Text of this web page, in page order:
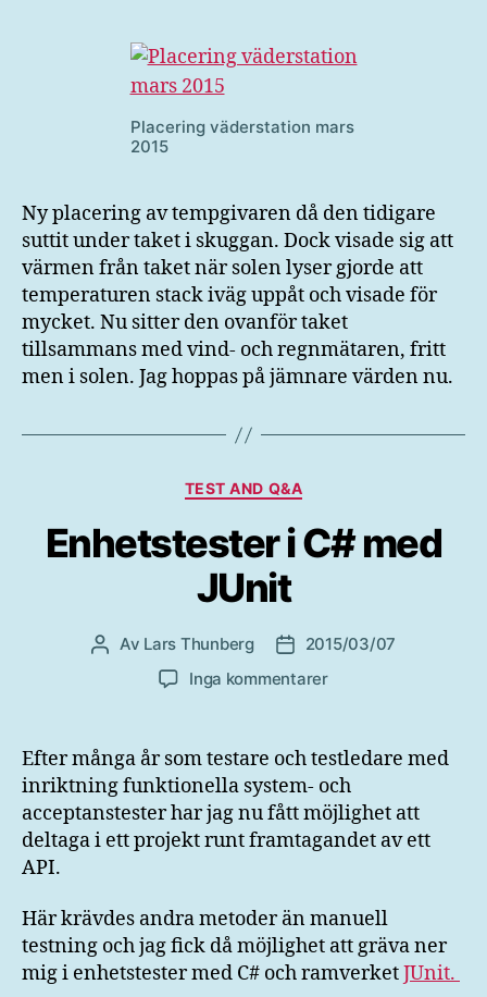
tempgivare
Placering väderstation mars
2015
Ny placering av tempgivaren då den tidigare
suttit under taket i skuggan. Dock visade sig att
värmen från taket när solen lyser gjorde att
temperaturen stack iväg uppåt och visade för
mycket. Nu sitter den ovanför taket
tillsammans med vind- och regnmätaren, fritt
men i solen. Jag hoppas på jämnare värden nu.
Kategorier
TEST AND Q&A
Enhetstester i C# med
JUnit
Inläggsförfattare
Av Lars Thunberg Inläggsdatum
2015/03/07
Inga kommentarertill
C#
med
JUnit
Efter många år som testare och testledare med
inriktning funktionella system- och
acceptanstester har jag nu fått möjlighet att
deltaga i ett projekt runt framtagandet av ett
API.
Här krävdes andra metoder än manuell
testning och jag fick då möjlighet att gräva ner
mig i enhetstester med C# och ramverketJUnit.